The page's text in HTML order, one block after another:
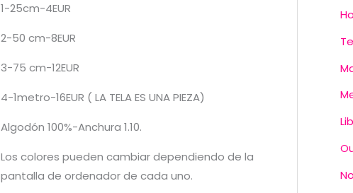
1-25cm-4EUR
2-50 cm-8EUR
3-75 cm-12EUR
4-1metro-16EUR ( LA TELA ES UNA PIEZA)
Algodón 100%-Anchura 1.10.
Los colores pueden cambiar dependiendo de la
pantalla de ordenador de cada uno.